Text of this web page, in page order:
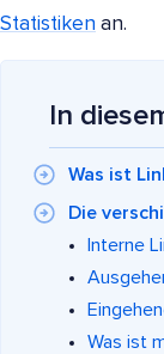
Statistiken an.
In
Was ist
Die
Interne
Was ist